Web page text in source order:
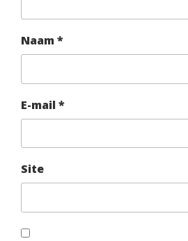
Naam *
E-mail *
Site